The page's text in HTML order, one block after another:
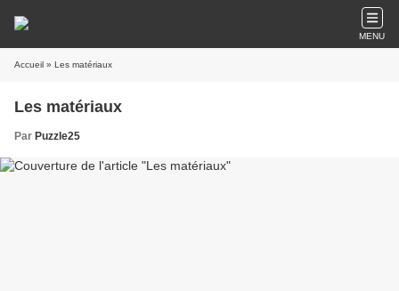
MENU
Accueil » Les matériaux
Les matériaux
Par Puzzle25